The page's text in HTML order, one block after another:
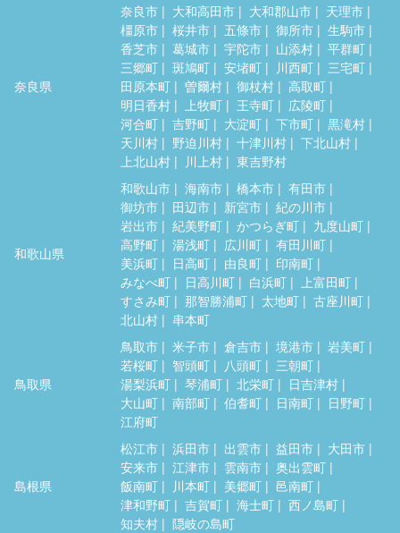
奈良県
奈良市 大和高田市 大和郡山市
天理市
橿原市
桜井市 五條市 御所市
生駒市
香芝市
葛城市 宇陀市 山添村
平群町
三郷町
斑鳩町 安堵町 川西町
三宅町
田原本町
曽爾村 御杖村
高取町
明日香村
上牧町 王寺町
広陵町
河合町
吉野町 大淀町 下市町
黒滝村
天川村
野迫川村 十津川村
下北山村
上北山村
川上村 東吉野村
和歌山県
和歌山市 海南市 橋本市
有田市
御坊市
田辺市 新宮市
紀の川市
岩出市
紀美野町 かつらぎ町
九度山町
高野町
湯浅町 広川町
有田川町
美浜町
日高町 由良町
印南町
みなべ町
日高川町 白浜町
上富田町
すさみ町
那智勝浦町 太地町
古座川町
北山村
串本町
鳥取県
鳥取市 米子市 倉吉市 境港市
岩美町
若桜町
智頭町 八頭町
三朝町
湯梨浜町
琴浦町 北栄町
日吉津村
大山町
南部町 伯耆町 日南町
日野町
江府町
島根県
松江市 浜田市 出雲市 益田市
大田市
安来市
江津市 雲南市
奥出雲町
飯南町
川本町 美郷町
邑南町
津和野町
吉賀町 海士町
西ノ島町
知夫村
隠岐の島町